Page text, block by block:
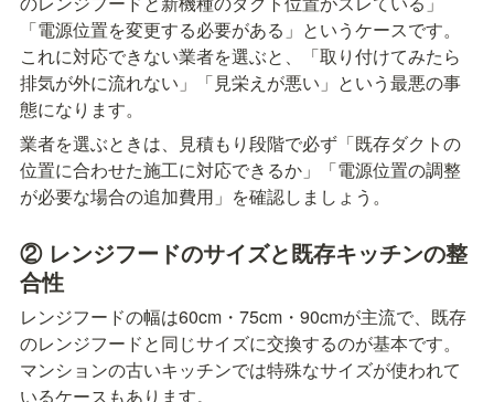
「電源位置を変更する必要がある」というケースです。
これに対応できない業者を選ぶと、「取り付けてみたら
排気が外に流れない」「見栄えが悪い」という最悪の事
態になります。
業者を選ぶときは、見積もり段階で必ず「既存ダクトの
位置に合わせた施工に対応できるか」「電源位置の調整
が必要な場合の追加費用」を確認しましょう。
② レンジフードのサイズと既存キッチンの整
合性
レンジフードの幅は60cm・75cm・90cmが主流で、既存
のレンジフードと同じサイズに交換するのが基本です。
マンションの古いキッチンでは特殊なサイズが使われて
いるケースもあります。